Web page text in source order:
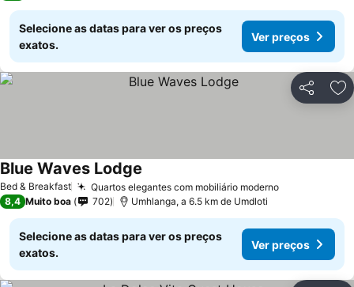
Selecione as datas para ver os preços
exatos.
Ver preços
Partilhar
Bed & Breakfast Quartos elegantes com mobiliário modernoVer preços
Blue Waves Lodge
8,4 Muito boa 702 Umhlanga, a 6.5 km de Umdloti
Selecione as datas para ver os preços
exatos.
Ver preços